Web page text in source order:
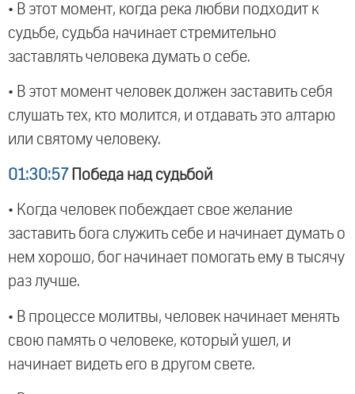
• В этот момент, когда река любви подходит к
судьбе, судьба начинает стремительно
заставлять человека думать о себе.
• В этот момент человек должен заставить себя
слушать тех, кто молится, и отдавать это алтарю
или святому человеку.
01:30:57 Победа над судьбой
• Когда человек побеждает свое желание
заставить бога служить себе и начинает думать о
нем хорошо, бог начинает помогать ему в тысячу
раз лучше.
• В процессе молитвы, человек начинает менять
свою память о человеке, который ушел, и
начинает видеть его в другом свете.